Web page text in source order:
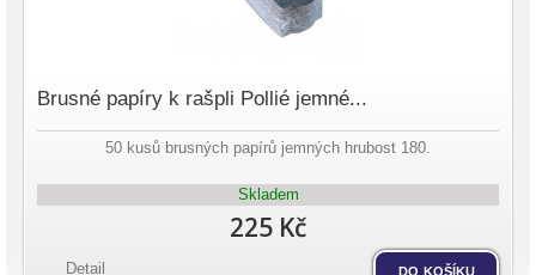
Brusné papíry k rašpli Pollié jemné...
50 kusů brusných papírů jemných hrubost 180.
Skladem
225 Kč
Detail do košíku